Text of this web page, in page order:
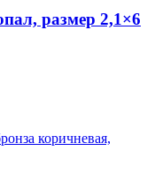
размер 2,1×6